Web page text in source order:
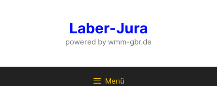
Laber-Jura
powered by wmm-gbr.de
Menü